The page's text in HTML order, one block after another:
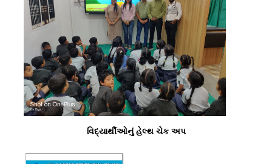
વિદ્યાર્થીઓનું હેલ્થ ચેક અપ